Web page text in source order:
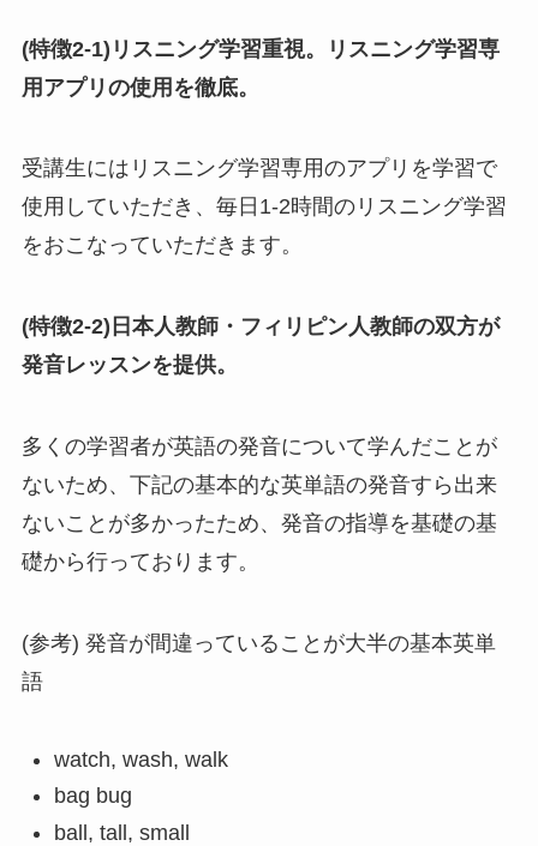
(特徴2-1)リスニング学習重視。リスニング学習専
用アプリの使用を徹底。
受講生にはリスニング学習専用のアプリを学習で
使用していただき、毎日1-2時間のリスニング学習
をおこなっていただきます。
(特徴2-2)日本人教師・フィリピン人教師の双方が
発音レッスンを提供。
多くの学習者が英語の発音について学んだことが
ないため、下記の基本的な英単語の発音すら出来
ないことが多かったため、発音の指導を基礎の基
礎から行っております。
(参考) 発音が間違っていることが大半の基本英単
語
watch, wash, walk
bag bug
ball, tall, small